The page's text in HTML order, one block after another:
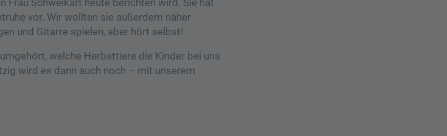
Frau Schweikart heute berichten wird. Sie hat
vor. Wir wollten sie außerdem näher
und Gitarre spielen, aber hört selbst!
welche Herbsttiere die Kinder bei uns
wird es dann auch noch – mit unserem